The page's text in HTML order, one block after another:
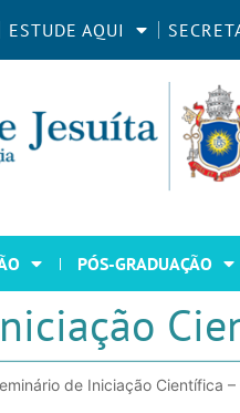
ESTUDE AQUI
PÓS-GRADUAÇÃO
de Iniciação Científica –